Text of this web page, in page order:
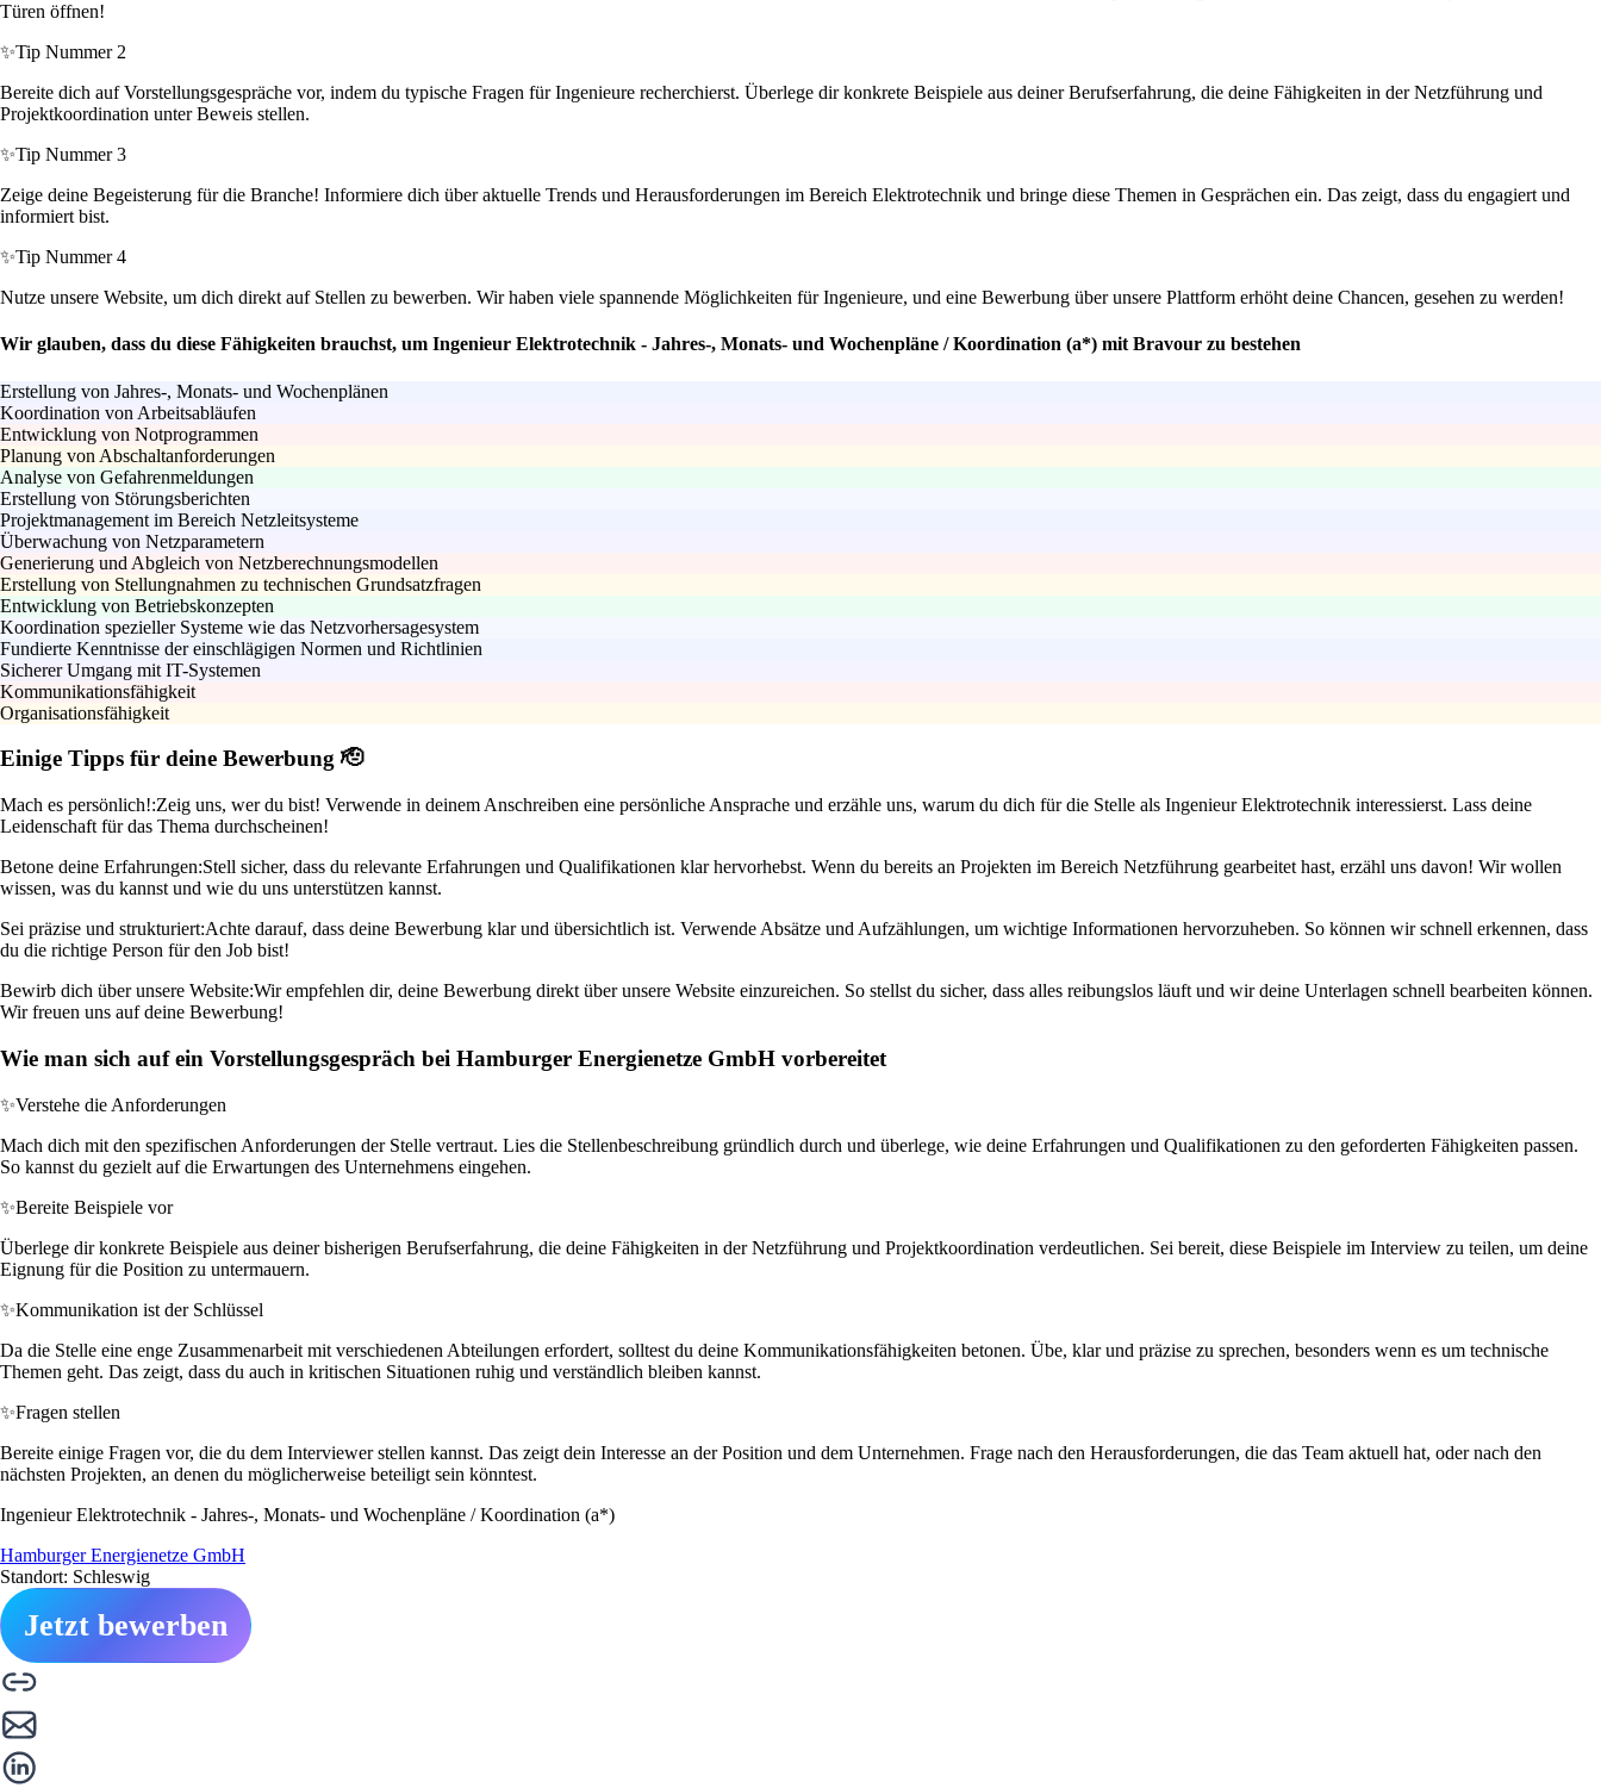
Türen öffnen!
✨Tip Nummer 2
Bereite dich auf Vorstellungsgespräche vor, indem du typische Fragen für Ingenieure recherchierst. Überlege dir konkrete Beispiele aus deiner Berufserfahrung, die deine Fähigkeiten in der Netzführung und
Projektkoordination unter Beweis stellen.
✨Tip Nummer 3
Zeige deine Begeisterung für die Branche! Informiere dich über aktuelle Trends und Herausforderungen im Bereich Elektrotechnik und bringe diese Themen in Gesprächen ein. Das zeigt, dass du engagiert und
informiert bist.
✨Tip Nummer 4
Nutze unsere Website, um dich direkt auf Stellen zu bewerben. Wir haben viele spannende Möglichkeiten für Ingenieure, und eine Bewerbung über unsere Plattform erhöht deine Chancen, gesehen zu werden!
Wir glauben, dass du diese Fähigkeiten brauchst, um Ingenieur Elektrotechnik - Jahres-, Monats- und Wochenpläne / Koordination (a*) mit Bravour zu bestehen
Erstellung von Jahres-, Monats- und Wochenplänen
Koordination von Arbeitsabläufen
Entwicklung von Notprogrammen
Planung von Abschaltanforderungen
Analyse von Gefahrenmeldungen
Erstellung von Störungsberichten
Projektmanagement im Bereich Netzleitsysteme
Überwachung von Netzparametern
Generierung und Abgleich von Netzberechnungsmodellen
Erstellung von Stellungnahmen zu technischen Grundsatzfragen
Entwicklung von Betriebskonzepten
Koordination spezieller Systeme wie das Netzvorhersagesystem
Fundierte Kenntnisse der einschlägigen Normen und Richtlinien
Sicherer Umgang mit IT-Systemen
Kommunikationsfähigkeit
Organisationsfähigkeit
Einige Tipps für deine Bewerbung 🫡
Mach es persönlich!:Zeig uns, wer du bist! Verwende in deinem Anschreiben eine persönliche Ansprache und erzähle uns, warum du dich für die Stelle als Ingenieur Elektrotechnik interessierst. Lass deine
Leidenschaft für das Thema durchscheinen!
Betone deine Erfahrungen:Stell sicher, dass du relevante Erfahrungen und Qualifikationen klar hervorhebst. Wenn du bereits an Projekten im Bereich Netzführung gearbeitet hast, erzähl uns davon! Wir wollen
wissen, was du kannst und wie du uns unterstützen kannst.
Sei präzise und strukturiert:Achte darauf, dass deine Bewerbung klar und übersichtlich ist. Verwende Absätze und Aufzählungen, um wichtige Informationen hervorzuheben. So können wir schnell erkennen, dass
du die richtige Person für den Job bist!
Bewirb dich über unsere Website:Wir empfehlen dir, deine Bewerbung direkt über unsere Website einzureichen. So stellst du sicher, dass alles reibungslos läuft und wir deine Unterlagen schnell bearbeiten können.
Wir freuen uns auf deine Bewerbung!
Wie man sich auf ein Vorstellungsgespräch bei Hamburger Energienetze GmbH vorbereitet
✨Verstehe die Anforderungen
Mach dich mit den spezifischen Anforderungen der Stelle vertraut. Lies die Stellenbeschreibung gründlich durch und überlege, wie deine Erfahrungen und Qualifikationen zu den geforderten Fähigkeiten passen.
So kannst du gezielt auf die Erwartungen des Unternehmens eingehen.
✨Bereite Beispiele vor
Überlege dir konkrete Beispiele aus deiner bisherigen Berufserfahrung, die deine Fähigkeiten in der Netzführung und Projektkoordination verdeutlichen. Sei bereit, diese Beispiele im Interview zu teilen, um deine
Eignung für die Position zu untermauern.
✨Kommunikation ist der Schlüssel
Da die Stelle eine enge Zusammenarbeit mit verschiedenen Abteilungen erfordert, solltest du deine Kommunikationsfähigkeiten betonen. Übe, klar und präzise zu sprechen, besonders wenn es um technische
Themen geht. Das zeigt, dass du auch in kritischen Situationen ruhig und verständlich bleiben kannst.
✨Fragen stellen
Bereite einige Fragen vor, die du dem Interviewer stellen kannst. Das zeigt dein Interesse an der Position und dem Unternehmen. Frage nach den Herausforderungen, die das Team aktuell hat, oder nach den
nächsten Projekten, an denen du möglicherweise beteiligt sein könntest.
Ingenieur Elektrotechnik - Jahres-, Monats- und Wochenpläne / Koordination (a*)
Hamburger Energienetze GmbH
Standort: Schleswig
Jetzt bewerben